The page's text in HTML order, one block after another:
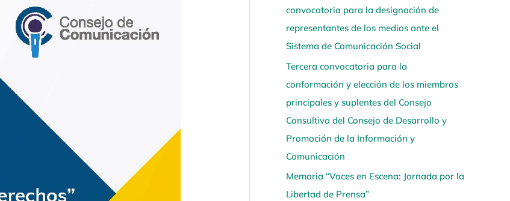
convocatoria para la designación de
representantes de los medios ante el
Sistema de Comunicación Social
Tercera convocatoria para la
conformación y elección de los miembros
principales y suplentes del Consejo
Consultivo del Consejo de Desarrollo y
Promoción de la Información y
Comunicación
Memoria “Voces en Escena: Jornada por la
Libertad de Prensa”
q
u
í